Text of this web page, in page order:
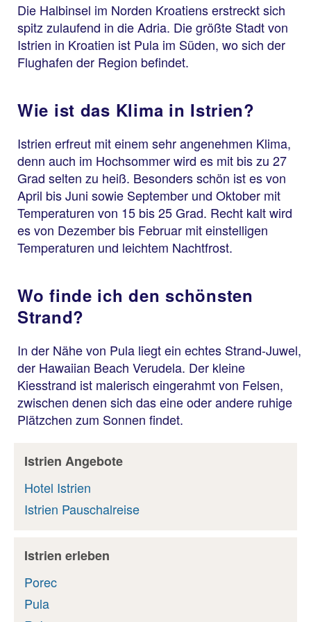
Die Halbinsel im Norden Kroatiens erstreckt sich
spitz zulaufend in die Adria. Die größte Stadt von
Istrien in Kroatien ist Pula im Süden, wo sich der
Flughafen der Region befindet.
Wie ist das Klima in Istrien?
Istrien erfreut mit einem sehr angenehmen Klima,
denn auch im Hochsommer wird es mit bis zu 27
Grad selten zu heiß. Besonders schön ist es von
April bis Juni sowie September und Oktober mit
Temperaturen von 15 bis 25 Grad. Recht kalt wird
es von Dezember bis Februar mit einstelligen
Temperaturen und leichtem Nachtfrost.
Wo finde ich den schönsten
Strand?
In der Nähe von Pula liegt ein echtes Strand-Juwel,
der Hawaiian Beach Verudela. Der kleine
Kiesstrand ist malerisch eingerahmt von Felsen,
zwischen denen sich das eine oder andere ruhige
Plätzchen zum Sonnen findet.
Istrien Angebote
Hotel Istrien
Istrien Pauschalreise
Istrien erleben
Porec
Pula